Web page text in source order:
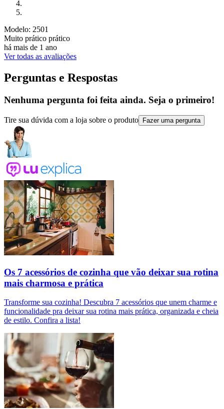
Modelo: 2501
Muito prático prático
há mais de 1 ano
Ver todas as avaliações
Perguntas e Respostas
Nenhuma pergunta foi feita ainda. Seja o primeiro!
Tire sua dúvida com a loja sobre o produto Fazer uma pergunta
Os 7 acessórios de cozinha que vão deixar sua rotina
mais charmosa e prática
Transforme sua cozinha! Descubra 7 acessórios que unem charme e
funcionalidade pra deixar sua rotina mais prática, organizada e cheia
de estilo. Confira a lista!